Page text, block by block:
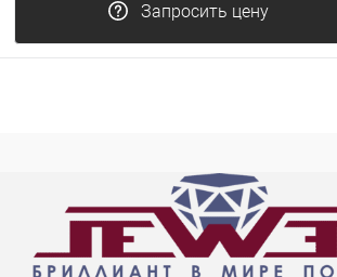
Запросить цену